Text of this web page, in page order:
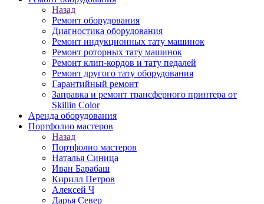
Назад
Ремонт оборудования
Диагностика оборудования
Ремонт индукционных тату машинок
Ремонт роторных тату машинок
Ремонт клип-кордов и тату педалей
Ремонт другого тату оборудования
Гарантийный ремонт
Заправка и ремонт трансферного принтера от
Skillin Color
Аренда оборудования
Портфолио мастеров
Назад
Портфолио мастеров
Наталья Синица
Иван Барабаш
Кирилл Петров
Алексей Ч
Дарья Север